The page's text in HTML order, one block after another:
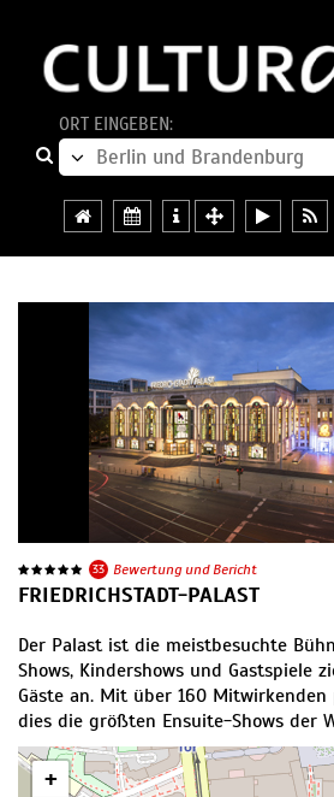
ORT EINGEBEN:
33 Bewertung und Bericht
FRIEDRICHSTADT-PALAST
Der Palast ist die meistbesuchte
Shows, Kindershows und Gastspiele
Gäste an. Mit über 160
dies die größten Ensuite-Shows der
+